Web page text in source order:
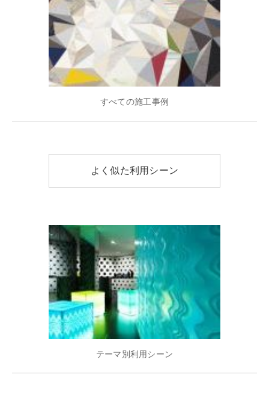
すべての施工事例
よく似た利用シーン
テーマ別利用シーン